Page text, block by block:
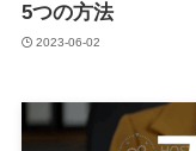
5つの方法
2023-06-02